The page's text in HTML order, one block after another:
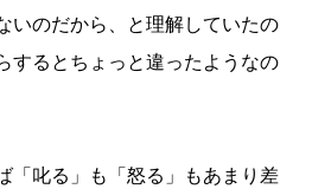
いのだから、と理解していたの
するとちょっと違ったようなの
「叱る」も「怒る」もあまり差